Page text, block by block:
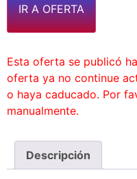
IR A OFERTA
Esta oferta se publicó
oferta ya no continue
o haya caducado. Por
manualmente.
Descripción